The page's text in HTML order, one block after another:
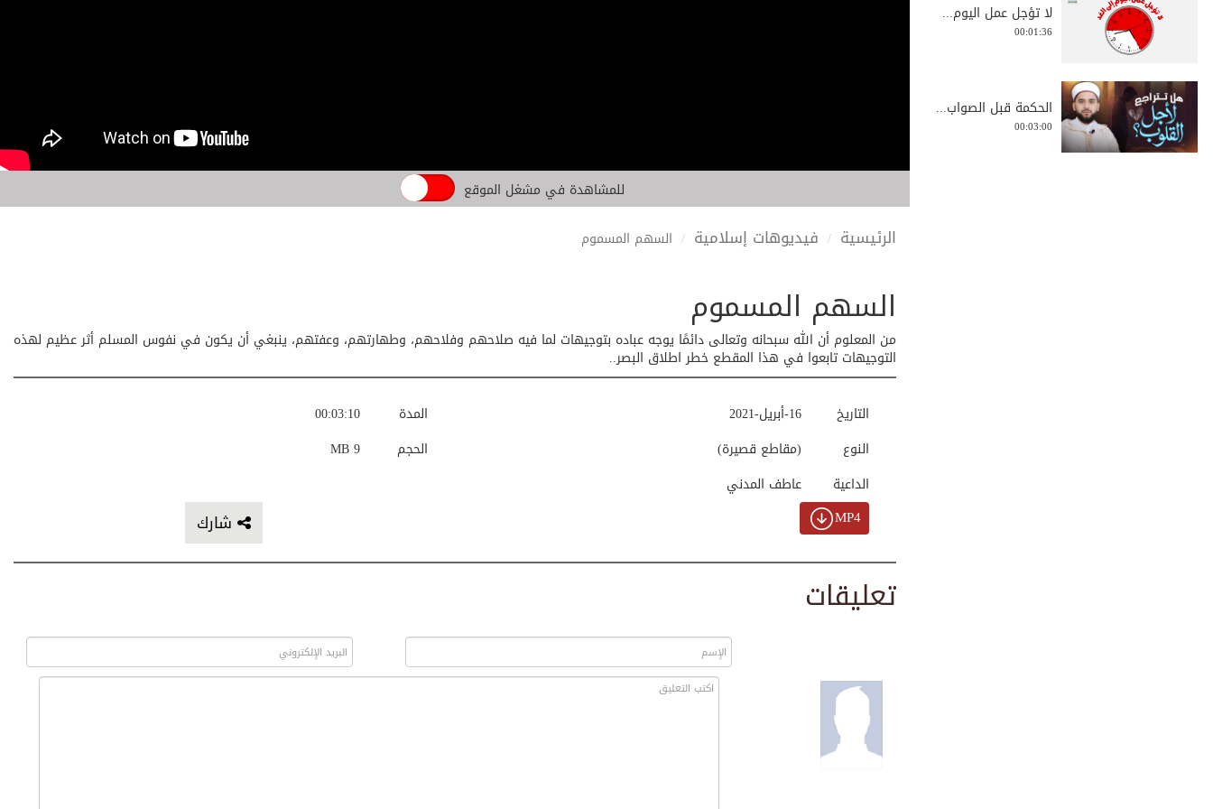
للمشاهدة في مشغل الموقع
الرئيسية فيديوهات إسلامية السهم المسموم
السهم المسموم
من المعلوم أن الله سبحانه وتعالى دائمًا يوجه عباده بتوجيهات لما فيه صلاحهم وفلاحهم، وطهارتهم، وعفتهم، ينبغي أن يكون في نفوس المسلم أثر عظيم لهذه
التوجيهات تابعوا في هذا المقطع خطر اطلاق البصر..
00:03:10
المدة
9 MB
الحجم
16-أبريل-2021
التاريخ
(مقاطع قصيرة)
النوع
عاطف المدني
الداعية
شارك MP4
تعليقات
لا تؤجل عمل اليوم...
00:01:36
الحكمة قبل الصواب...
00:03:00